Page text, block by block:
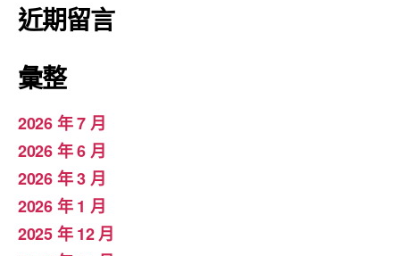
近期留言
彙整
2026 年 7 月
2026 年 6 月
2026 年 3 月
2026 年 1 月
2025 年 12 月